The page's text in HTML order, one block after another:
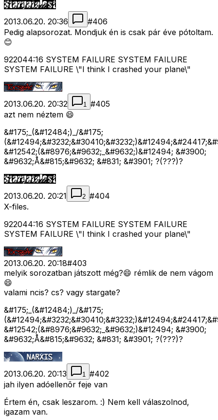
2013.06.20. 20:36 #406
Pedig alapsorozat. Mondjuk én is csak pár éve pótoltam.
😊
922044:16 SYSTEM FAILURE SYSTEM FAILURE
SYSTEM FAILURE \"I think I crashed your plane\"
2013.06.20. 20:32 1 #405
azt nem néztem 😄
&#175;_(&#12484;)_/&#175;
&#12542;(&#8976;&#9632;_&#9632;)&#12494; &#3900;
&#9632;Å&#815;&#9632; &#831; &#3901; ?(???)?
2013.06.20. 20:21 2 #404
X-files.
922044:16 SYSTEM FAILURE SYSTEM FAILURE
SYSTEM FAILURE \"I think I crashed your plane\"
2013.06.20. 20:18#403
melyik sorozatban játszott még?😄 rémlik de nem vágom
😄
valami ncis? cs? vagy stargate?
&#175;_(&#12484;)_/&#175;
&#12542;(&#8976;&#9632;_&#9632;)&#12494; &#3900;
&#9632;Å&#815;&#9632; &#831; &#3901; ?(???)?
2013.06.20. 20:13 1 #402
jah ilyen adóellenõr feje van
Értem én, csak leszarom. :) Nem kell válaszolnod,
igazam van.